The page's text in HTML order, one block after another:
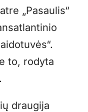
„Pasaulis“
to, rodyta
draugija